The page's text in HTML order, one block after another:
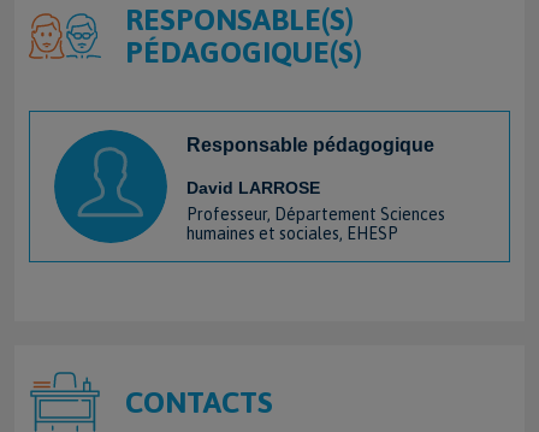
RESPONSABLE(S)
PÉDAGOGIQUE(S)
Responsable pédagogique
David LARROSE
Professeur, Département Sciences
humaines et sociales, EHESP
CONTACTS